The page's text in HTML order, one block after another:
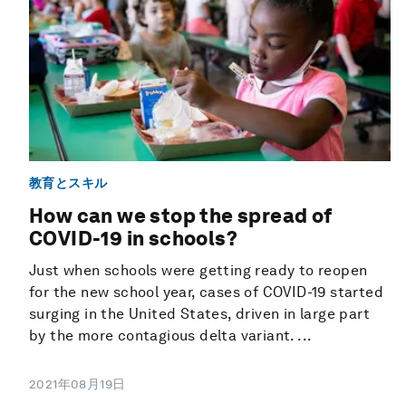
教育とスキル
How can we stop the spread of
COVID-19 in schools?
Just when schools were getting ready to reopen
for the new school year, cases of COVID-19 started
surging in the United States, driven in large part
by the more contagious delta variant. ...
2021年08月19日